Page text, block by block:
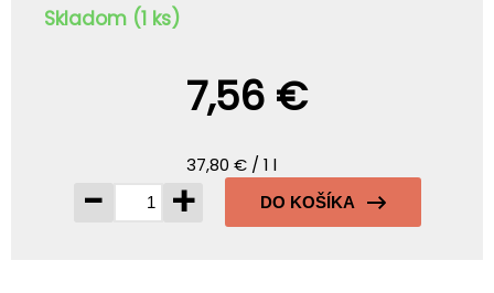
Skladom (1 ks)
7,56 €
37,80 € / 1 l
- + DO KOŠÍKA